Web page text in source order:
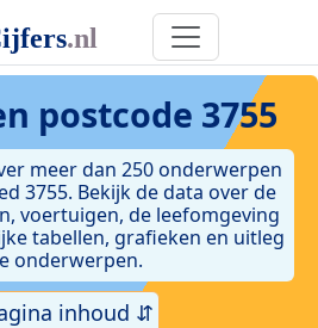
postcode 3755
meer dan 250 onderwerpen
3755. Bekijk de data over de
voertuigen, de leefomgeving
tabellen, grafieken en uitleg
onderwerpen.
inhoud ⇵